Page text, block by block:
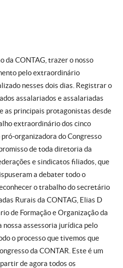
da CONTAG, trazer o nosso
pelo extraordinário
nesses dois dias. Registrar o
assalariados e assalariadas
as principais protagonistas desde
extraordinário dos cinco
organizadora do Congresso
de toda diretoria da
e sindicatos filiados, que
a debater todo o
o trabalho do secretário
Rurais da CONTAG, Elias D
de Formação e Organização da
nossa assessoria jurídica pelo
o processo que tivemos que
da CONTAR. Este é um
de agora todos os